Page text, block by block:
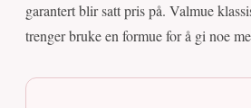
garantert blir satt pris på. Valmue
trenger bruke en formue for å gi noe